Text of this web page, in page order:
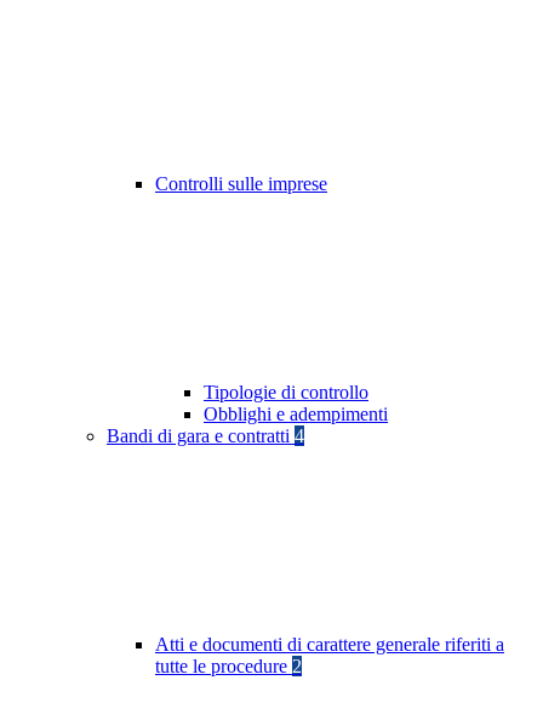
Controlli sulle imprese
Tipologie di controllo
Obblighi e adempimenti
Bandi di gara e contratti 4
Atti e documenti di carattere generale riferiti a
tutte le procedure 2